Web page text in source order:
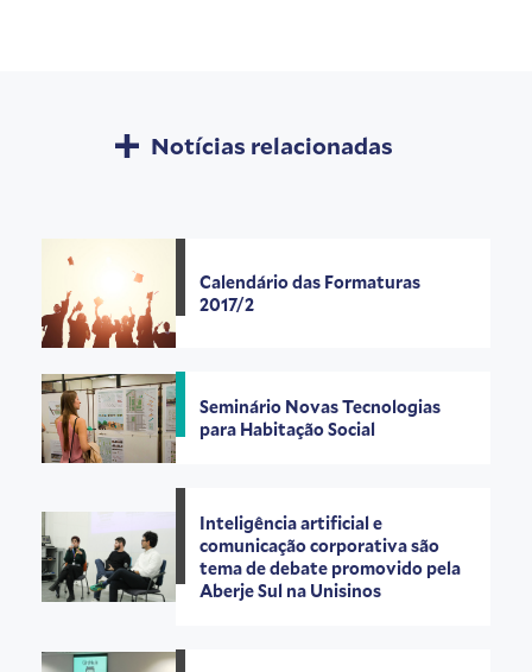
Notícias relacionadas
Calendário das Formaturas
2017/2
Seminário Novas Tecnologias
para Habitação Social
Inteligência artificial e
comunicação corporativa são
tema de debate promovido pela
Aberje Sul na Unisinos